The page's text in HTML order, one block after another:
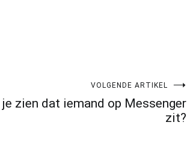
VOLGENDE ARTIKEL
je zien dat iemand op Messenger
zit?